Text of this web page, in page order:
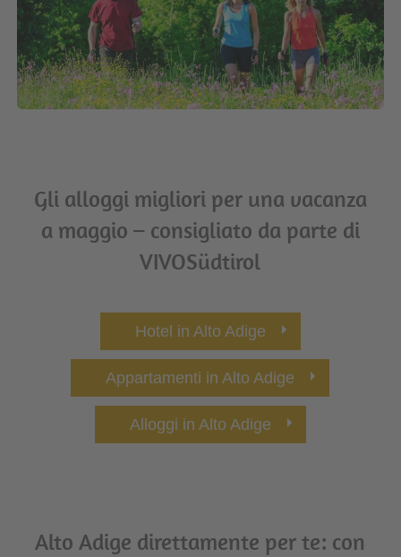
Gli alloggi migliori per una vacanza
a maggio – consigliato da parte di
VIVOSüdtirol
Hotel in Alto Adige
Appartamenti in Alto Adige
Alloggi in Alto Adige
Alto Adige direttamente per te: con